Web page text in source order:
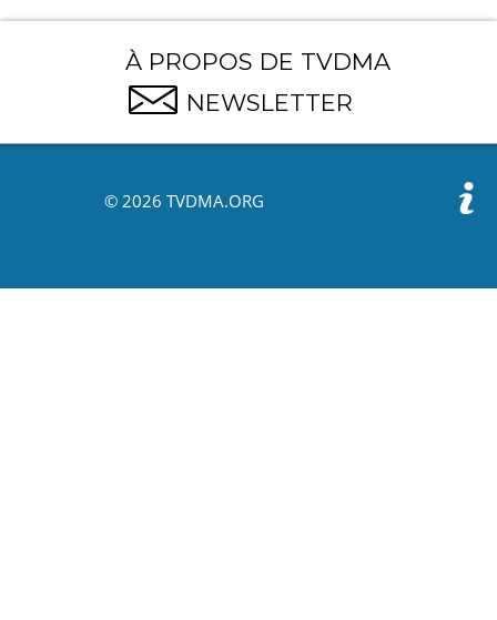
À PROPOS DE TVDMA
NEWSLETTER
© 2026 TVDMA.ORG